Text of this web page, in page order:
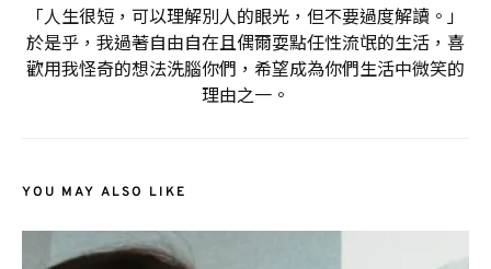
「人生很短，可以理解別人的眼光，但不要過度解讀。」
於是乎，我過著自由自在且偶爾耍點任性流氓的生活，喜
歡用我怪奇的想法洗腦你們，希望成為你們生活中微笑的
理由之一。
YOU MAY ALSO LIKE